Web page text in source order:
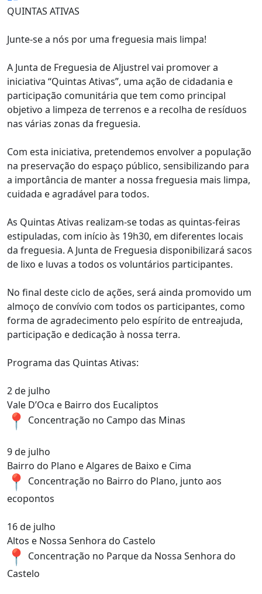
QUINTAS ATIVAS
Junte-se a nós por uma freguesia mais limpa!
A Junta de Freguesia de Aljustrel vai promover a
iniciativa “Quintas Ativas”, uma ação de cidadania e
participação comunitária que tem como principal
objetivo a limpeza de terrenos e a recolha de resíduos
nas várias zonas da freguesia.
Com esta iniciativa, pretendemos envolver a população
na preservação do espaço público, sensibilizando para
a importância de manter a nossa freguesia mais limpa,
cuidada e agradável para todos.
As Quintas Ativas realizam-se todas as quintas-feiras
estipuladas, com início às 19h30, em diferentes locais
da freguesia. A Junta de Freguesia disponibilizará sacos
de lixo e luvas a todos os voluntários participantes.
No final deste ciclo de ações, será ainda promovido um
almoço de convívio com todos os participantes, como
forma de agradecimento pelo espírito de entreajuda,
participação e dedicação à nossa terra.
Programa das Quintas Ativas:
2 de julho
Vale D’Oca e Bairro dos Eucaliptos
Concentração no Campo das Minas
9 de julho
Bairro do Plano e Algares de Baixo e Cima
Concentração no Bairro do Plano, junto aos
ecopontos
16 de julho
Altos e Nossa Senhora do Castelo
Concentração no Parque da Nossa Senhora do
Castelo